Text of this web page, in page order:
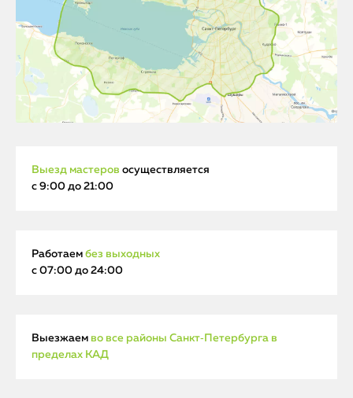
Выезд мастеров осуществляется
с 9:00 до 21:00
Работаем без выходных
с 07:00 до 24:00
Выезжаем во все районы Санкт‑Петербурга в
пределах КАД